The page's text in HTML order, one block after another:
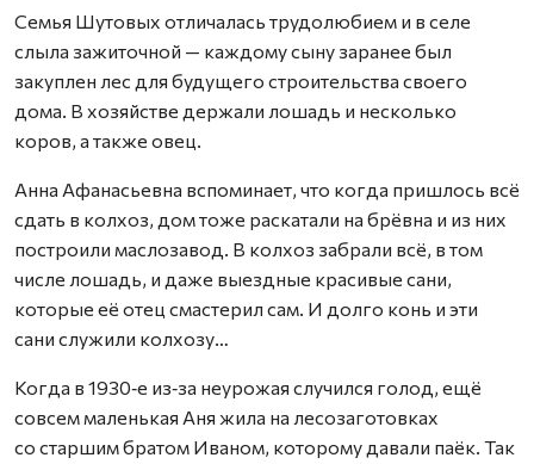
Семья Шутовых отличалась трудолюбием и в селе
слыла зажиточной — каждому сыну заранее был
закуплен лес для будущего строительства своего
дома. В хозяйстве держали лошадь и несколько
коров, а также овец.
Анна Афанасьевна вспоминает, что когда пришлось всё
сдать в колхоз, дом тоже раскатали на брёвна и из них
построили маслозавод. В колхоз забрали всё, в том
числе лошадь, и даже выездные красивые сани,
которые её отец смастерил сам. И долго конь и эти
сани служили колхозу…
Когда в 1930‑е из‑за неурожая случился голод, ещё
совсем маленькая Аня жила на лесозаготовках
со старшим братом Иваном, которому давали паёк. Так